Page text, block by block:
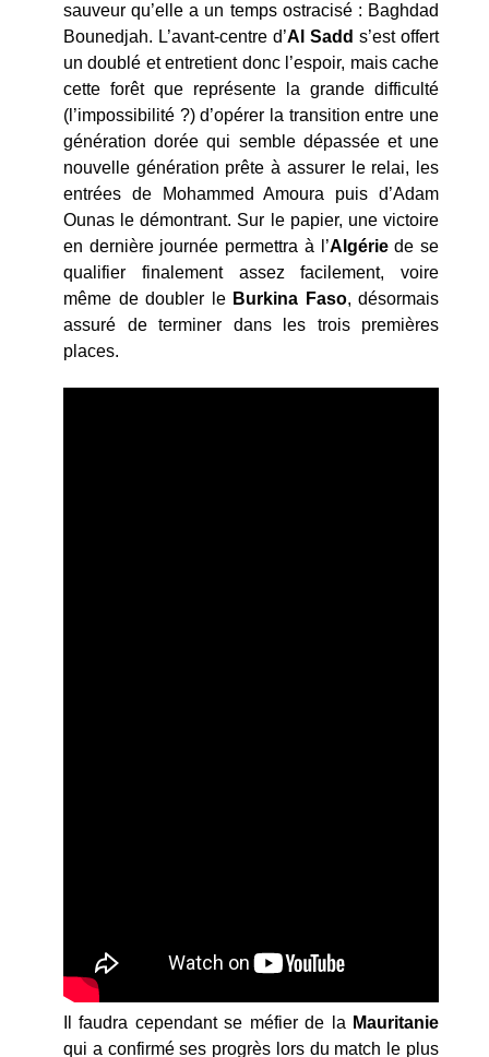
sauveur qu’elle a un temps ostracisé : Baghdad
Bounedjah. L’avant-centre d’Al Sadd s’est offert
un doublé et entretient donc l’espoir, mais cache
cette forêt que représente la grande difficulté
(l’impossibilité ?) d’opérer la transition entre une
génération dorée qui semble dépassée et une
nouvelle génération prête à assurer le relai, les
entrées de Mohammed Amoura puis d’Adam
Ounas le démontrant. Sur le papier, une victoire
en dernière journée permettra à l’Algériede se
qualifier finalement assez facilement, voire
même de doubler leBurkina Faso, désormais
assuré de terminer dans les trois premières
places.
Il faudra cependant se méfier de la Mauritanie
qui a confirmé ses progrès lors du match le plus